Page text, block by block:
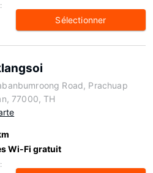
Sélectionner
Road, Prachuap
77000, TH
Wi-Fi gratuit